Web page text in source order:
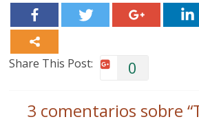
Share This Post: 0
3 comentarios sobre “